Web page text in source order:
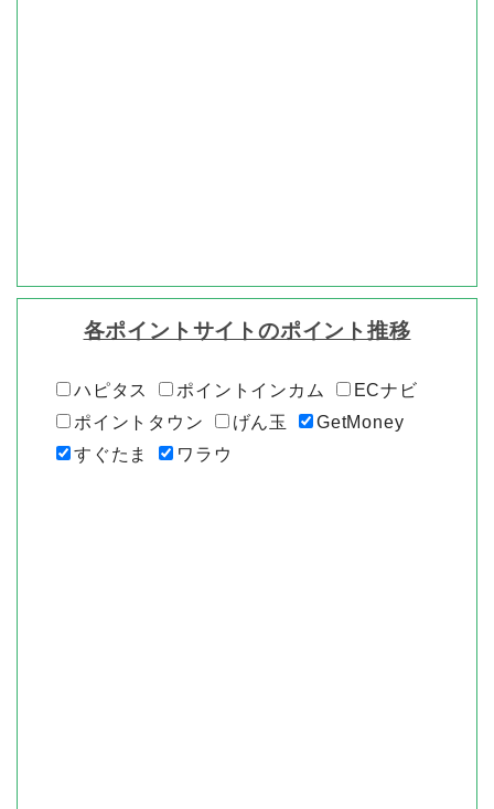
各ポイントサイトのポイント推移
ハピタス ポイントインカム
ECナビ
ポイントタウン
げん玉
GetMoney
すぐたま
ワラウ